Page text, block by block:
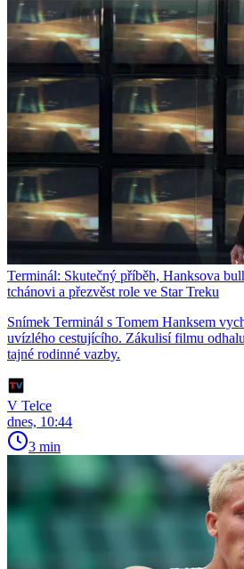
Terminál: Skutečný příběh, Hanksova
tchánovi a přezvěst role ve Star Treku
Snímek Terminál s Tomem Hanksem
uvízlého cestujícího. Zákulisí filmu
tajné rodinné vazby.
V Telce
dnes, 10:44
3 min